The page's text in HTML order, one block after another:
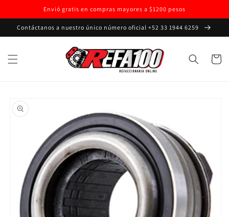
directamente
al contenido
Envió gratis en compras mayores a $1200 pesos
Contáctanos a nuestro único número oficial +52 33 1944 6259
Carrito
a la
información